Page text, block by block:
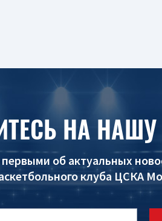
НА
первыми об актуальных
клуба ЦСКА